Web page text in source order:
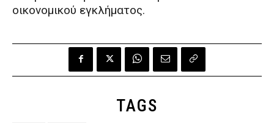
οικονομικού εγκλήματος.
TAGS